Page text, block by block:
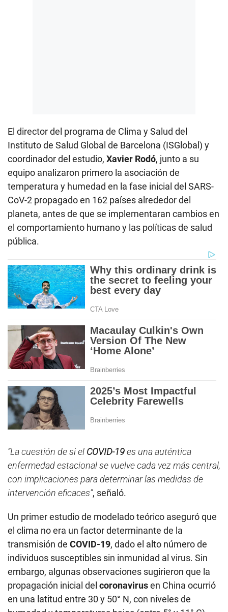
El director del programa de Clima y Salud del
Instituto de Salud Global de Barcelona (ISGlobal) y
coordinador del estudio, Xavier Rodó, junto a su
equipo analizaron primero la asociación de
temperatura y humedad en la fase inicial del SARS-
CoV-2 propagado en 162 países alrededor del
planeta, antes de que se implementaran cambios en
el comportamiento humano y las políticas de salud
pública.
“La cuestión de si el COVID-19es una auténtica
enfermedad estacional se vuelve cada vez más central,
con implicaciones para determinar las medidas de
intervención eficaces”, señaló.
Un primer estudio de modelado teórico aseguró que
el clima no era un factor determinante de la
transmisión de COVID-19, dado el alto número de
individuos susceptibles sin inmunidad al virus. Sin
embargo, algunas observaciones sugirieron que la
propagación inicial del coronavirusen China ocurrió
en una latitud entre 30 y 50° N, con niveles de